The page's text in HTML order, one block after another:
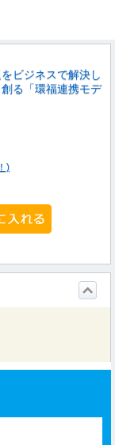
ビジネスで解決し
る「環福連携モデ
)